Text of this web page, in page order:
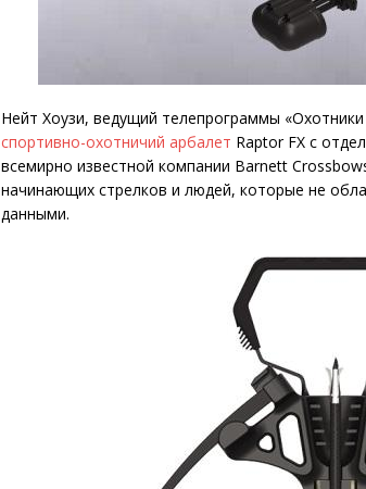
Нейт Хоузи, ведущий телепрограммы
спортивно-охотничий арбалет Raptor FX с
всемирно известной компании Barnett
начинающих стрелков и людей, которые не
данными.